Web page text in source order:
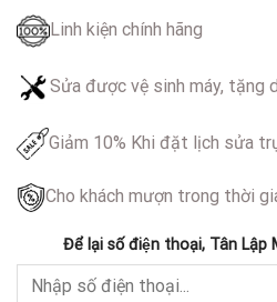
Linh kiện chính hãng
Sửa được vệ sinh máy, tặng
Giảm 10% Khi đặt lịch sửa
Cho khách mượn trong thời
Để lại số điện thoại, Tân Lập